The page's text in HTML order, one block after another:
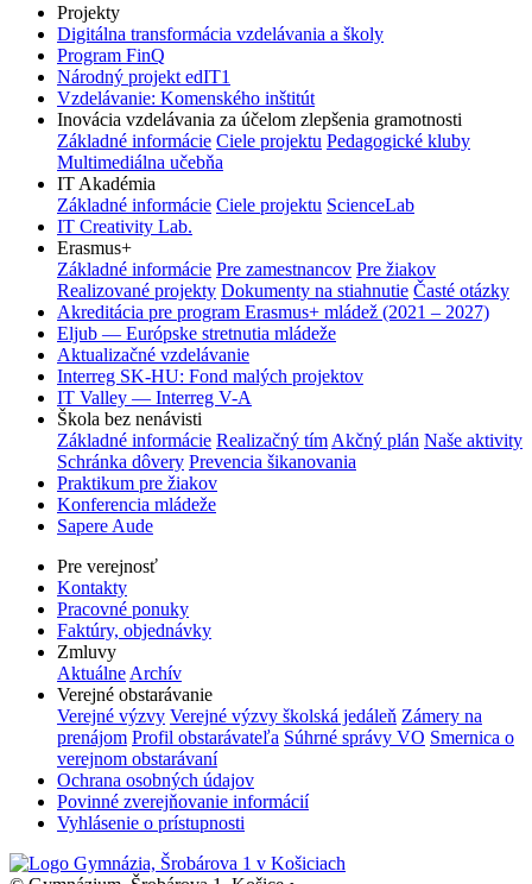
Projekty
Digitálna transformácia vzdelávania a školy
Program FinQ
Národný projekt edIT1
Vzdelávanie: Komenského inštitút
Inovácia vzdelávania za účelom zlepšenia gramotnosti
Základné informácie Ciele projektu Pedagogické kluby
Multimediálna učebňa
IT Akadémia
Základné informácie Ciele projektu ScienceLab
IT Creativity Lab.
Erasmus+
Základné informácie Pre zamestnancov Pre žiakov
Realizované projekty Dokumenty na stiahnutie Časté otázky
Akreditácia pre program Erasmus+ mládež (2021 – 2027)
Eljub — Európske stretnutia mládeže
Aktualizačné vzdelávanie
Interreg SK-HU: Fond malých projektov
IT Valley — Interreg V-A
Škola bez nenávisti
Základné informácie Realizačný tím Akčný plán Naše aktivity
Schránka dôvery Prevencia šikanovania
Praktikum pre žiakov
Konferencia mládeže
Sapere Aude
Pre verejnosť
Kontakty
Pracovné ponuky
Faktúry, objednávky
Zmluvy
Aktuálne Archív
Verejné obstarávanie
Verejné výzvy Verejné výzvy školská jedáleň Zámery na
prenájom Profil obstarávateľa Súhrné správy VO Smernica o
verejnom obstarávaní
Ochrana osobných údajov
Povinné zverejňovanie informácií
Vyhlásenie o prístupnosti